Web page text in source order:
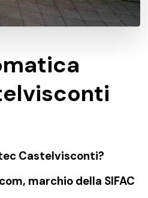
Castelvisconti?
marchio della SIFAC